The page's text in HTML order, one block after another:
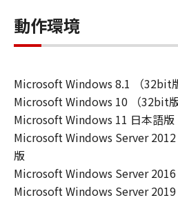
動作環境
Microsoft Windows 8.1 （32bit
Microsoft Windows 10 （32bit
Microsoft Windows 11 日本語版
Microsoft Windows Server
版
Microsoft Windows Server
Microsoft Windows Server